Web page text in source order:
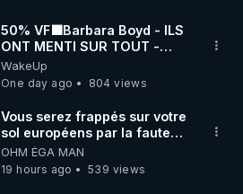
50% VF🟩Barbara Boyd - ILS
ONT MENTI SUR TOUT -
Jocelyne Traduction
WakeUp
One day ago
804 views
Vous serez frappés sur votre
sol européens par la faute
des dirigeants qui s'en
mettent dans le nez
OHM ÉGA MAN
19 hours ago
539 views